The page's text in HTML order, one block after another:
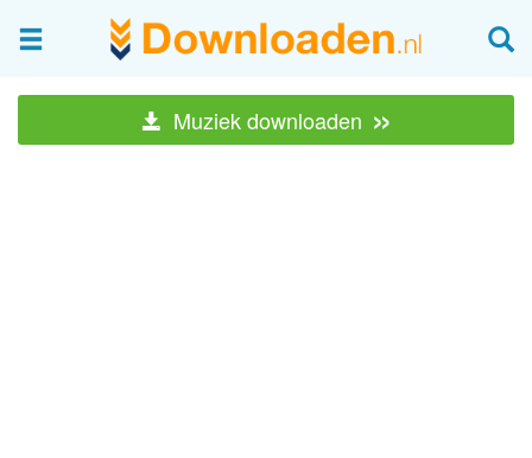
Muziek downloaden »